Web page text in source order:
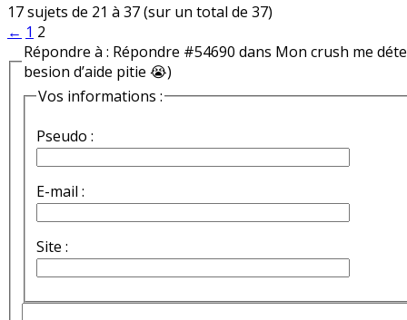
17 sujets de 21 à 37 (sur un total de 37)
← 1 2
Répondre à : Répondre #54690 dans Mon crush me
besion d’aide pitie 😭)
Vos informations :
Pseudo :
E-mail :
Site :